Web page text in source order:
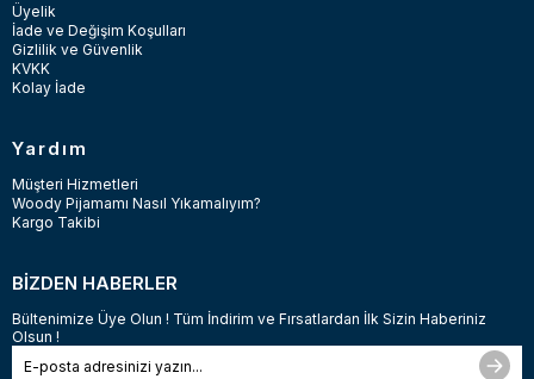
Üyelik
İade ve Değişim Koşulları
Gizlilik ve Güvenlik
KVKK
Kolay İade
Yardım
Müşteri Hizmetleri
Woody Pijamamı Nasıl Yıkamalıyım?
Kargo Takibi
BİZDEN HABERLER
Bültenimize Üye Olun ! Tüm İndirim ve Fırsatlardan İlk Sizin Haberiniz
Olsun !